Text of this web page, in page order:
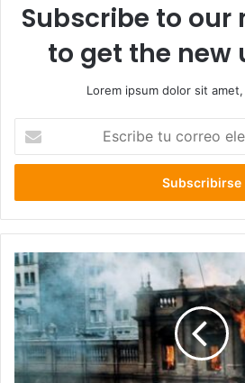
Subscribe to
to get the new
Lorem ipsum dolor sit
correo
11
de
Septiembre
1973:
“El
último
discurso